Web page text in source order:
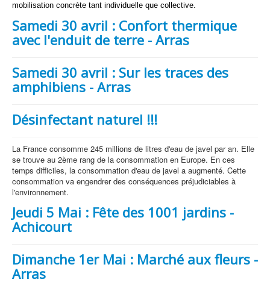
mobilisation concrète tant individuelle que collective.
Samedi 30 avril : Confort thermique
avec l'enduit de terre - Arras
Samedi 30 avril : Sur les traces des
amphibiens - Arras
Désinfectant naturel !!!
La France consomme 245 millions de litres d'eau de javel par an. Elle
se trouve au 2ème rang de la consommation en Europe. En ces
temps difficiles, la consommation d'eau de javel a augmenté. Cette
consommation va engendrer des conséquences préjudiciables à
l'environnement.
Jeudi 5 Mai : Fête des 1001 jardins -
Achicourt
Dimanche 1er Mai : Marché aux fleurs -
Arras